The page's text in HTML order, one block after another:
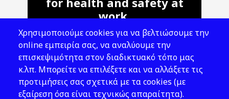
work.
Address: 143 Liosion & 6 Thirsiou, 104
45, Athens
T: 210 82 00 100
e: info@elinyae.gr
Χρησιμοποιούμε cookies για να βελτιώσουμε την
online εμπειρία σας, να αναλύουμε την
επισκεψιμότητα στον διαδικτυακό τόπο μας
κ.λπ. Μπορείτε να επιλέξετε και να αλλάξετε τις
προτιμήσεις σας σχετικά με τα cookies (με
εξαίρεση όσα είναι τεχνικώς απαραίτητα).